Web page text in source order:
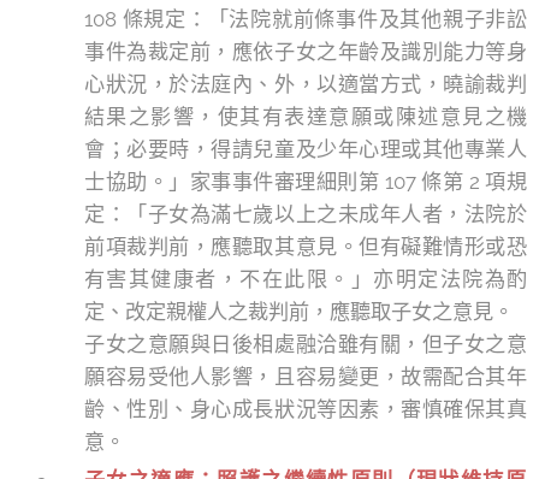
108 條規定：「法院就前條事件及其他親子非訟
事件為裁定前，應依子女之年齡及識別能力等身
心狀況，於法庭內、外，以適當方式，曉諭裁判
結果之影響，使其有表達意願或陳述意見之機
會；必要時，得請兒童及少年心理或其他專業人
士協助。」家事事件審理細則第 107 條第 2 項規
定：「子女為滿七歲以上之未成年人者，法院於
前項裁判前，應聽取其意見。但有礙難情形或恐
有害其健康者，不在此限。」亦明定法院為酌
定、改定親權人之裁判前，應聽取子女之意見。
子女之意願與日後相處融洽雖有關，但子女之意
願容易受他人影響，且容易變更，故需配合其年
齡、性別、身心成長狀況等因素，審慎確保其真
意。